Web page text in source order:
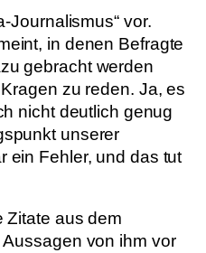
Journalismus“ vor.
in denen Befragte
gebracht werden
zu reden. Ja, es
nicht deutlich genug
unserer
ein Fehler, und das tut
Zitate aus dem
von ihm vor